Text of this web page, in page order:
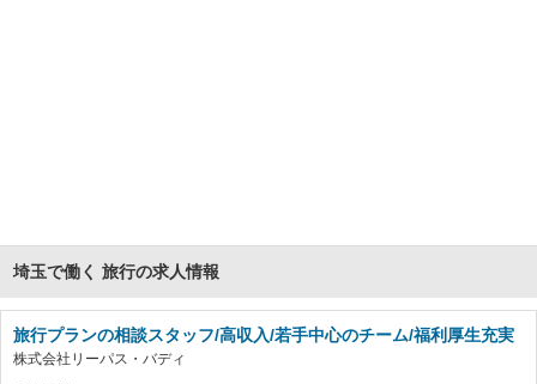
埼玉で働く 旅行の求人情報
旅行プランの相談スタッフ/高収入/若手中心のチーム/福利厚生充実
株式会社リーパス・バディ